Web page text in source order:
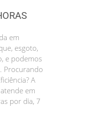
em
esgoto,
e podemos
Procurando
A
em
por dia, 7